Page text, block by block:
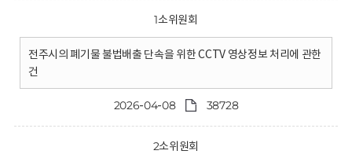
1소위원회
전주시의 폐기물 불법배출 단속을 위한 CCTV 영상정보 처리에 관한
건
2026-04-08 38728
2소위원회